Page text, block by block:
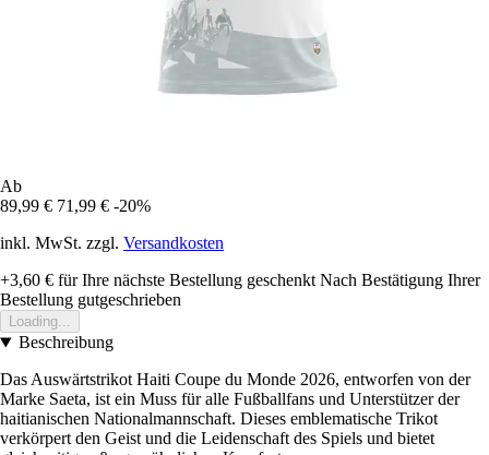
Ab
89,99 € 71,99 € -20%
inkl. MwSt. zzgl. Versandkosten
+3,60 € für Ihre nächste Bestellung geschenkt Nach Bestätigung Ihrer
Bestellung gutgeschrieben
Loading...
Beschreibung
Das Auswärtstrikot Haiti Coupe du Monde 2026, entworfen von der
Marke Saeta, ist ein Muss für alle Fußballfans und Unterstützer der
haitianischen Nationalmannschaft. Dieses emblematische Trikot
verkörpert den Geist und die Leidenschaft des Spiels und bietet